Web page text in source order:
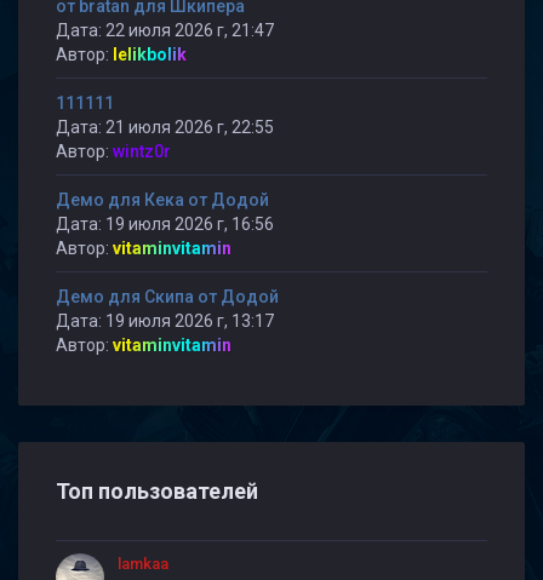
от bratan для Шкипера
Дата: 22 июля 2026 г, 21:47
Автор: lelikbolik
111111
Дата: 21 июля 2026 г, 22:55
Автор: wintz0r
Демо для Кека от Додой
Дата: 19 июля 2026 г, 16:56
Автор: vitaminvitamin
Демо для Скипа от Додой
Дата: 19 июля 2026 г, 13:17
Автор: vitaminvitamin
Топ пользователей
lamkaa